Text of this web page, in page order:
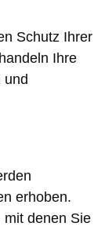
Schutz Ihrer
Ihre
und
erhoben.
mit denen Sie